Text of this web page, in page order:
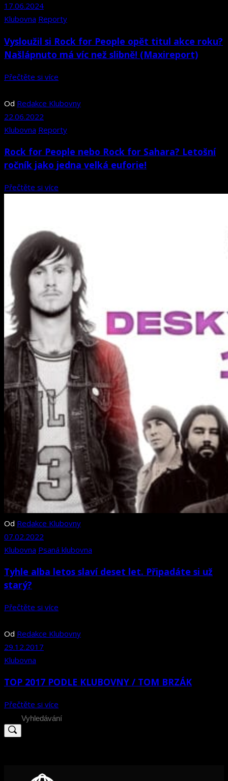
17.06.2024
Klubovna Reporty
Vysloužil si Rock for People opět titul akce roku?
Našlápnuto má víc než slibně! (Maxireport)
Přečtěte si více
Od Redakce Klubovny
22.06.2022
Klubovna Reporty
Rock for People nebo Rock for Sahara? Letošní
ročník jako jedna velká euforie!
Přečtěte si více
Od Redakce Klubovny
07.02.2022
Klubovna Psaná klubovna
Tyhle alba letos slaví deset let. Připadáte si už
starý?
Přečtěte si více
Od Redakce Klubovny
29.12.2017
Klubovna
TOP 2017 PODLE KLUBOVNY / TOM BRZÁK
Přečtěte si více
Search
for: